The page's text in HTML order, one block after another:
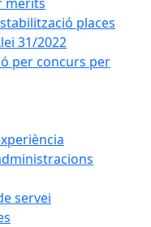
places
31/2022
per concurs per
servei